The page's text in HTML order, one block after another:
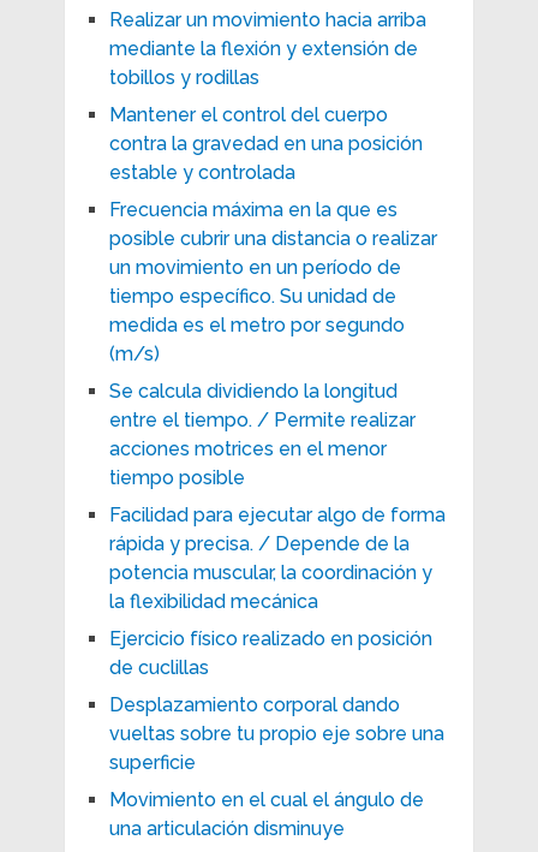
Realizar un movimiento hacia arriba
mediante la flexión y extensión de
tobillos y rodillas
Mantener el control del cuerpo
contra la gravedad en una posición
estable y controlada
Frecuencia máxima en la que es
posible cubrir una distancia o realizar
un movimiento en un período de
tiempo específico. Su unidad de
medida es el metro por segundo
(m/s)
Se calcula dividiendo la longitud
entre el tiempo. / Permite realizar
acciones motrices en el menor
tiempo posible
Facilidad para ejecutar algo de forma
rápida y precisa. / Depende de la
potencia muscular, la coordinación y
la flexibilidad mecánica
Ejercicio físico realizado en posición
de cuclillas
Desplazamiento corporal dando
vueltas sobre tu propio eje sobre una
superficie
Movimiento en el cual el ángulo de
una articulación disminuye